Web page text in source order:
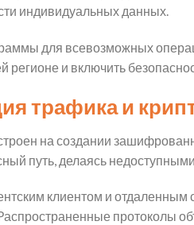
индивидуальных данных.
для всевозможных
регионе и включить
трафика и
на создании
путь, делаясь недоступными
клиентом и
протоколы